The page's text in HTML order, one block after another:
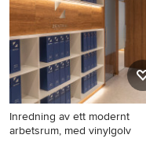
Inredning av ett modernt
arbetsrum, med vinylgolv